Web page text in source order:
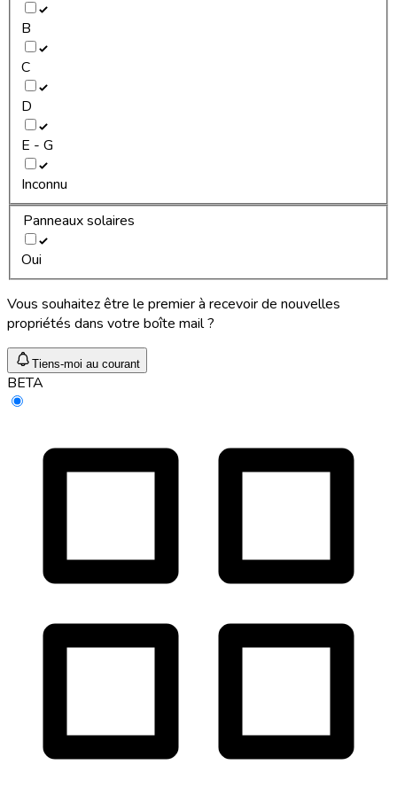
B
C
D
E - G
Inconnu
Panneaux solaires
Oui
Vous souhaitez être le premier à recevoir de nouvelles
propriétés dans votre boîte mail ?
Tiens-moi au courant
BETA